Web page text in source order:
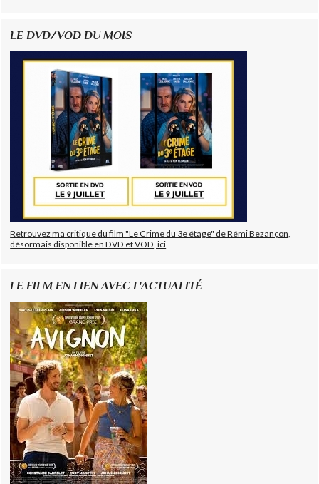
LE DVD/VOD DU MOIS
Retrouvez ma critique du film "Le Crime du 3e étage" de Rémi Bezançon,
désormais disponible en DVD et VOD, ici
LE FILM EN LIEN AVEC L'ACTUALITÉ